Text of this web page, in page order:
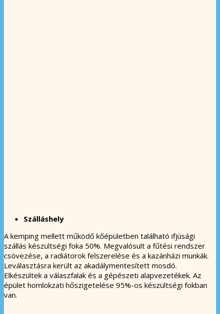
Szálláshely
A kemping mellett működő kőépületben található ifjúsági
szállás készültségi foka 50%. Megvalósult a fűtési rendszer
csövezése, a radiátorok felszerelése és a kazánházi munkák.
Leválasztásra került az akadálymentesített mosdó.
Elkészültek a válaszfalak és a gépészeti alapvezetékek. Az
épület homlokzati hőszigetelése 95%-os készültségi fokban
van.